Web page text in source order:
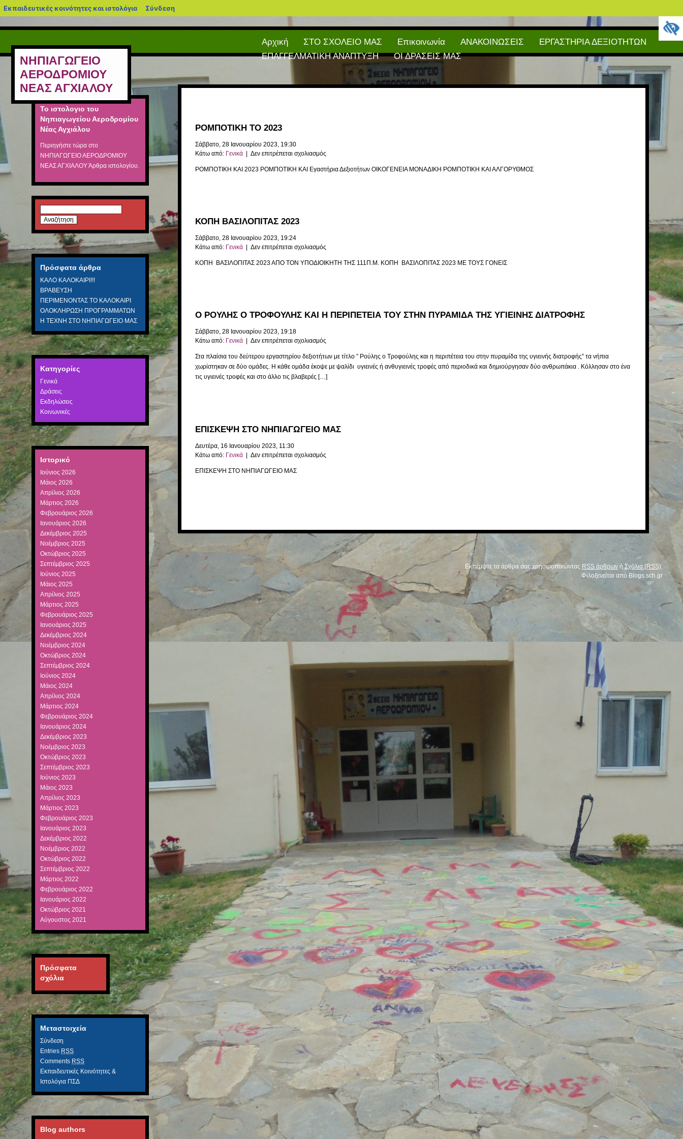
Εκπαιδευτικές κοινότητες και ιστολόγια blogs.sch.gr
Σύνδεση
ΝΗΠΙΑΓΩΓΕΙΟ
ΑΕΡΟΔΡΟΜΙΟΥ
ΝΕΑΣ ΑΓΧΙΑΛΟΥ
Αρχική ΣΤΟ ΣΧΟΛΕΙΟ ΜΑΣ Επικοινωνία ΑΝΑΚΟΙΝΩΣΕΙΣ
ΕΡΓΑΣΤΗΡΙΑ ΔΕΞΙΟΤΗΤΩΝ
ΕΠΑΓΓΕΛΜΑΤΙΚΗ ΑΝΑΠΤΥΞΗ
ΟΙ ΔΡΑΣΕΙΣ ΜΑΣ
Το ιστολογιο του
Νηπιαγωγείου Αεροδρομίου
Νέας Αγχιάλου
Περιηγήστε τώρα στο
ΝΗΠΙΑΓΩΓΕΙΟ ΑΕΡΟΔΡΟΜΙΟΥ
ΝΕΑΣ ΑΓΧΙΑΛΟΥΆρθρα ιστολογίου.
για:
Πρόσφατα άρθρα
ΚΑΛΟ ΚΑΛΟΚΑΙΡΙ!!!
ΒΡΑΒΕΥΣΗ
ΠΕΡΙΜΕΝΟΝΤΑΣ ΤΟ ΚΑΛΟΚΑΙΡΙ
ΟΛΟΚΛΗΡΩΣΗ ΠΡΟΓΡΑΜΜΑΤΩΝ
Η ΤΕΧΝΗ ΣΤΟ ΝΗΠΙΑΓΩΓΕΙΟ ΜΑΣ
Kατηγορίες
Γενικά
Δράσεις
Εκδηλώσεις
Κοινωνικές
Ιστορικό
Ιούνιος 2026
Μάιος 2026
Απρίλιος 2026
Μάρτιος 2026
Φεβρουάριος 2026
Ιανουάριος 2026
Δεκέμβριος 2025
Νοέμβριος 2025
Οκτώβριος 2025
Σεπτέμβριος 2025
Ιούνιος 2025
Μάιος 2025
Απρίλιος 2025
Μάρτιος 2025
Φεβρουάριος 2025
Ιανουάριος 2025
Δεκέμβριος 2024
Νοέμβριος 2024
Οκτώβριος 2024
Σεπτέμβριος 2024
Ιούνιος 2024
Μάιος 2024
Απρίλιος 2024
Μάρτιος 2024
Φεβρουάριος 2024
Ιανουάριος 2024
Δεκέμβριος 2023
Νοέμβριος 2023
Οκτώβριος 2023
Σεπτέμβριος 2023
Ιούνιος 2023
Μάιος 2023
Απρίλιος 2023
Μάρτιος 2023
Φεβρουάριος 2023
Ιανουάριος 2023
Δεκέμβριος 2022
Νοέμβριος 2022
Οκτώβριος 2022
Σεπτέμβριος 2022
Μάρτιος 2022
Φεβρουάριος 2022
Ιανουάριος 2022
Οκτώβριος 2021
Αύγουστος 2021
Πρόσφατα
σχόλια
Μεταστοιχεία
Σύνδεση
Entries RSS
Comments RSS
Εκπαιδευτικές Κοινότητες &
Ιστολόγια ΠΣΔ
Blog authors
ΡΟΜΠΟΤΙΚΗ ΤΟ 2023
Σάββατο, 28 Ιανουαρίου 2023, 19:30
Κάτω από: Γενικά |Δεν επιτρέπεται σχολιασμός
ΤΟ
ΡΟΜΠΟΤΙΚΗ ΚΑΙ 2023 ΡΟΜΠΟΤΙΚΗ ΚΑΙ Εγαστήρια Δεξιοτήτων ΟΙΚΟΓΕΝΕΙΑ ΜΟΝΑΔΙΚΗ ΡΟΜΠΟΤΙΚΗ ΚΑΙ ΑΛΓΟΡΥΘΜΟΣ
ΚΟΠΗ ΒΑΣΙΛΟΠΙΤΑΣ 2023
Σάββατο, 28 Ιανουαρίου 2023, 19:24
Κάτω από: Γενικά |Δεν επιτρέπεται σχολιασμός
ΒΑΣΙΛΟΠΙΤΑΣ
ΚΟΠΗ ΒΑΣΙΛΟΠΙΤΑΣ 2023 ΑΠΟ ΤΟΝ ΥΠΟΔΙΟΙΚΗΤΗ ΤΗΣ 111Π.Μ. ΚΟΠΗ ΒΑΣΙΛΟΠΙΤΑΣ 2023 ΜΕ ΤΟΥΣ ΓΟΝΕΙΣ
Ο ΡΟΥΛΗΣ Ο ΤΡΟΦΟΥΛΗΣ ΚΑΙ Η ΠΕΡΙΠΕΤΕΙΑ ΤΟΥ ΣΤΗΝ ΠΥΡΑΜΙΔΑ ΤΗΣ ΥΓΙΕΙΝΗΣ ΔΙΑΤΡΟΦΗΣ
Σάββατο, 28 Ιανουαρίου 2023, 19:18
Κάτω από: Γενικά |Δεν επιτρέπεται σχολιασμός
ΡΟΥΛΗΣ
Ο
ΤΡΟΦΟΥΛΗΣ
ΠΥΡΑΜΙΔΑ
ΔΙΑΤΡΟΦΗΣ
Στα πλαίσια του δεύτερου εργαστηρίου δεξιοτήτων με τίτλο ” Ρούλης ο Τροφούλης και η περιπέτεια του στην πυραμίδα της υγιεινής διατροφής” τα νήπια
χωρίστηκαν σε δύο ομάδες. Η κάθε ομάδα έκοψε με ψαλίδι υγιεινές ή ανθυγιεινές τροφές από περιοδικά και δημιούργησαν δύο ανθρωπάκια . Κόλλησαν στο ένα
τις υγιεινές τροφές και στο άλλο τις βλαβερές […]
ΕΠΙΣΚΕΨΗ ΣΤΟ ΝΗΠΙΑΓΩΓΕΙΟ ΜΑΣ
Δευτέρα, 16 Ιανουαρίου 2023, 11:30
Κάτω από: Γενικά |Δεν επιτρέπεται σχολιασμός
ΕΠΙΣΚΕΨΗ ΣΤΟ ΝΗΠΙΑΓΩΓΕΙΟ ΜΑΣ
Εκπέμψτε τα άρθρα σας χρησιμοποιώντας RSS άρθρων ή Σχόλια (RSS)
Φιλοξενείται από Blogs.sch.gr